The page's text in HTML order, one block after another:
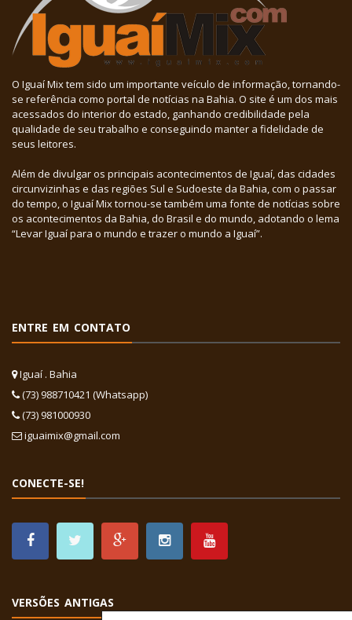
O Iguaí Mix tem sido um importante veículo de informação, tornando-
se referência como portal de notícias na Bahia. O site é um dos mais
acessados do interior do estado, ganhando credibilidade pela
qualidade de seu trabalho e conseguindo manter a fidelidade de
seus leitores.
Além de divulgar os principais acontecimentos de Iguaí, das cidades
circunvizinhas e das regiões Sul e Sudoeste da Bahia, com o passar
do tempo, o Iguaí Mix tornou-se também uma fonte de notícias sobre
os acontecimentos da Bahia, do Brasil e do mundo, adotando o lema
“Levar Iguaí para o mundo e trazer o mundo a Iguaí”.
ENTRE EM CONTATO
Iguaí . Bahia
(73) 988710421 (Whatsapp)
(73) 981000930
iguaimix@gmail.com
CONECTE-SE!
VERSÕES ANTIGAS